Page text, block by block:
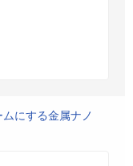
にする金属ナノ